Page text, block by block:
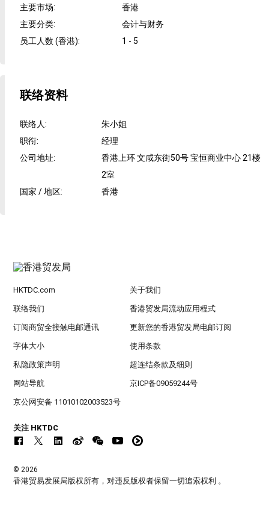
主要市场:
香港
主要分类:
会计与财务
员工人数 (香港): 1 - 5
联络资料
联络人:
朱小姐
职衔:
经理
公司地址:
香港上环 文咸东街50号 宝恒商业中心 21楼
2室
国家 / 地区: 香港
HKTDC.com 关于我们
联络我们 香港贸发局流动应用程式
订阅商贸全接触电邮通讯 更新您的香港贸发局电邮订阅
字体大小 使用条款
私隐政策声明 超连结条款及细则
网站导航 京ICP备09059244号
京公网安备 11010102003523号
关注 HKTDC
© 2026
香港贸易发展局版权所有，对违反版权者保留一切追索权利 。